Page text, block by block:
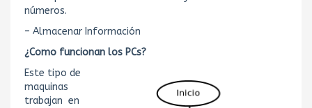
números.
– Almacenar Información
¿Como funcionan los PCs?
Este tipo de
maquinas
trabajan en